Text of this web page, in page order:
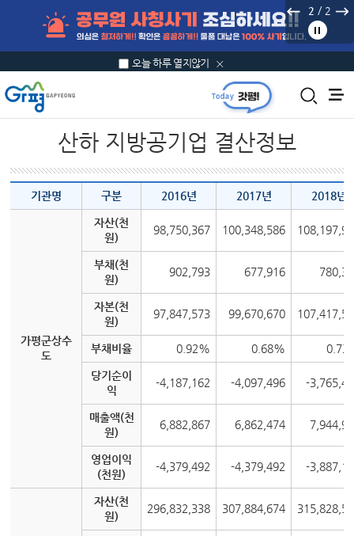
2 / 2
오늘 하루 열지않기
산하 지방공기업 결산정보
기관명 구분 2016년 2017년 2018년
가평군상수
도
자산(천
원)
98,750,367 100,348,586
부채(천
원)
902,793 677,916
자본(천
원)
97,847,573 99,670,670
부채비율 0.92% 0.68%
당기순이
익
-4,187,162 -4,097,496 -
매출액(천
원)
6,882,867 6,862,474
영업이익
(천원)
-4,379,492 -4,379,492 -
자산(천
원)
296,832,338 307,884,674